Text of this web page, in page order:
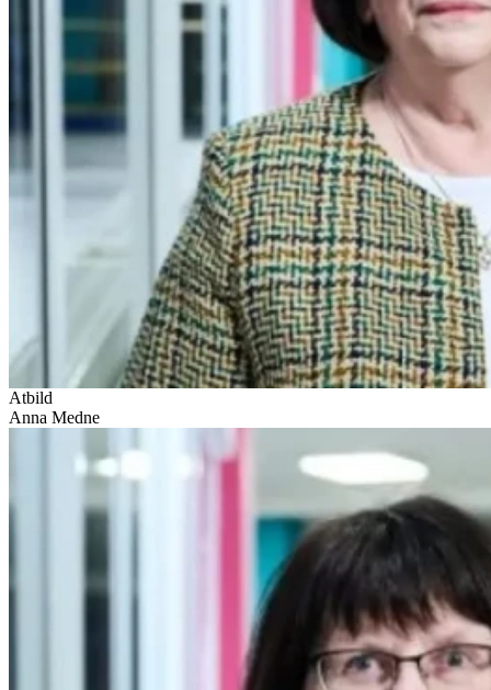
Atbild
Anna Medne